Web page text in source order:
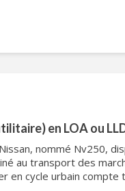
en LOA ou
nommé Nv250,
au transport des
en cycle urbain compte